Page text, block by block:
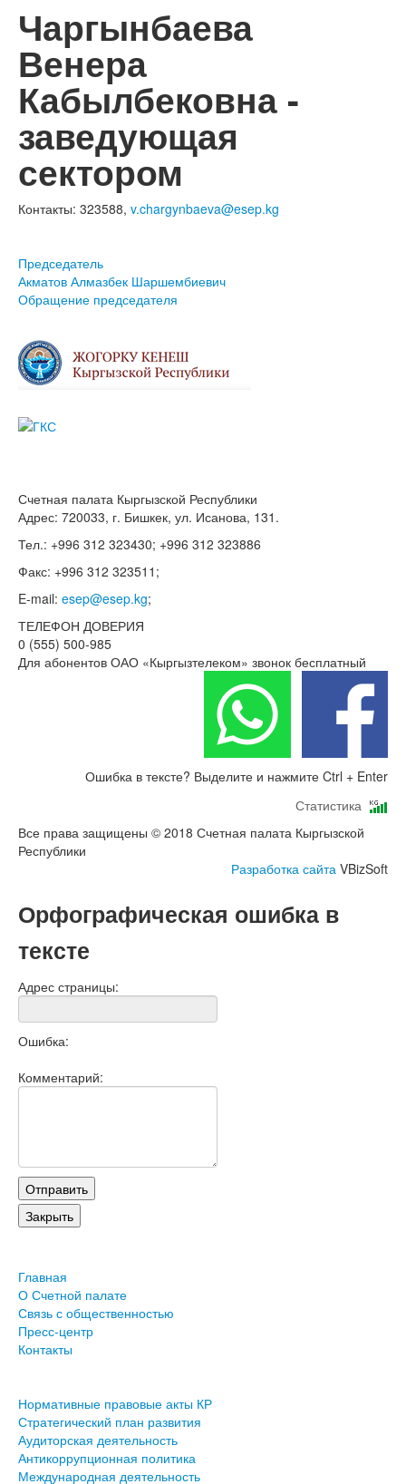
Чаргынбаева
Венера
Кабылбековна -
заведующая
сектором
Контакты: 323588, v.chargynbaeva@esep.kg
Председатель
Акматов Алмазбек Шаршембиевич
Обращение председателя
Счетная палата Кыргызской Республики
Адрес: 720033, г. Бишкек, ул. Исанова, 131.
Тел.: +996 312 323430; +996 312 323886
Факс: +996 312 323511;
E-mail: esep@esep.kg;
ТЕЛЕФОН ДОВЕРИЯ
0 (555) 500-985
Для абонентов ОАО «Кыргызтелеком» звонок бесплатный
Ошибка в тексте? Выделите и нажмите Ctrl + Enter
Статистика
Все права защищены © 2018 Счетная палата Кыргызской
Республики
Разработка сайта VBizSoft
Орфографическая ошибка в
тексте
Адрес страницы:
Ошибка:
Комментарий:
Главная
О Счетной палате
Связь с общественностью
Пресс-центр
Контакты
Нормативные правовые акты КР
Стратегический план развития
Аудиторская деятельность
Антикоррупционная политика
Международная деятельность